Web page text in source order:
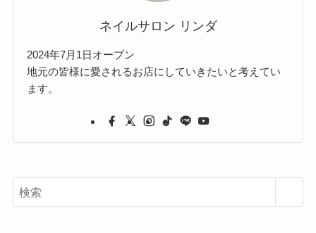
ネイルサロン リンダ
2024年7月1日オープン
地元の皆様に愛されるお店にしていきたいと考えてい
ます。